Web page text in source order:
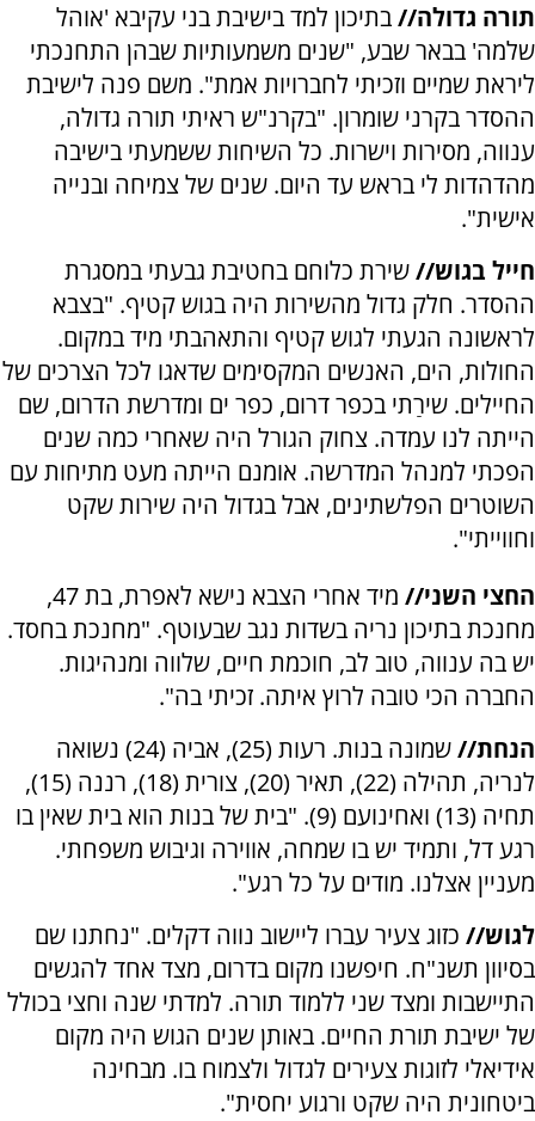
תורה גדולה//בתיכון למד בישיבת בני עקיבא 'אוהל
שלמה' בבאר שבע, "שנים משמעותיות שבהן התחנכתי
ליראת שמיים וזכיתי לחברויות אמת". משם פנה לישיבת
ההסדר בקרני שומרון. "בקרנ"ש ראיתי תורה גדולה,
ענווה, מסירות וישרות. כל השיחות ששמעתי בישיבה
מהדהדות לי בראש עד היום. שנים של צמיחה ובנייה
אישית".
חייל בגוש//שירת כלוחם בחטיבת גבעתי במסגרת
ההסדר. חלק גדול מהשירות היה בגוש קטיף. "בצבא
לראשונה הגעתי לגוש קטיף והתאהבתי מיד במקום.
החולות, הים, האנשים המקסימים שדאגו לכל הצרכים של
החיילים. שירַתי בכפר דרום, כפר ים ומדרשת הדרום, שם
הייתה לנו עמדה. צחוק הגורל היה שאחרי כמה שנים
הפכתי למנהל המדרשה. אומנם הייתה מעט מתיחות עם
השוטרים הפלשתינים, אבל בגדול היה שירות שקט
וחווייתי".
החצי השני//
מיד אחרי הצבא נישא לאפרת, בת 47,
מחנכת בתיכון נריה בשדות נגב שבעוטף. "מחנכת בחסד.
יש בה ענווה, טוב לב, חוכמת חיים, שלווה ומנהיגות.
החברה הכי טובה לרוץ איתה. זכיתי בה".
הנחת//
שמונה בנות. רעות (25), אביה (24) נשואה
לנריה, תהילה (22), תאיר (20), צורית (18), רננה (15),
תחיה (13) ואחינועם (9). "בית של בנות הוא בית שאין בו
רגע דל, ותמיד יש בו שמחה, אווירה וגיבוש משפחתי.
מעניין אצלנו. מודים על כל רגע".
לגוש// כזוג צעיר עברו ליישוב נווה דקלים. "נחתנו שם
בסיוון תשנ"ח. חיפשנו מקום בדרום, מצד אחד להגשים
התיישבות ומצד שני ללמוד תורה. למדתי שנה וחצי בכולל
של ישיבת תורת החיים. באותן שנים הגוש היה מקום
אידיאלי לזוגות צעירים לגדול ולצמוח בו. מבחינה
ביטחונית היה שקט ורגוע יחסית".